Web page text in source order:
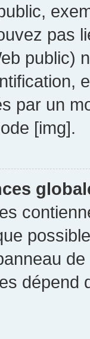
pas
public)
par un
[img].
dépend